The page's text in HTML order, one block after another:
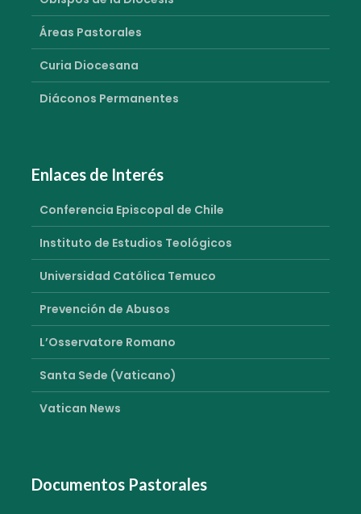
Áreas Pastorales
Curia Diocesana
Diáconos Permanentes
Enlaces de Interés
Conferencia Episcopal de Chile
Instituto de Estudios Teológicos
Universidad Católica Temuco
Prevención de Abusos
L’Osservatore Romano
Santa Sede (Vaticano)
Vatican News
Documentos Pastorales